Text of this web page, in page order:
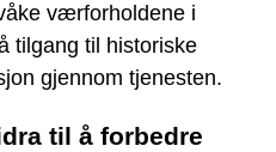
værforholdene i
tilgang til historiske
gjennom tjenesten.
til å forbedre